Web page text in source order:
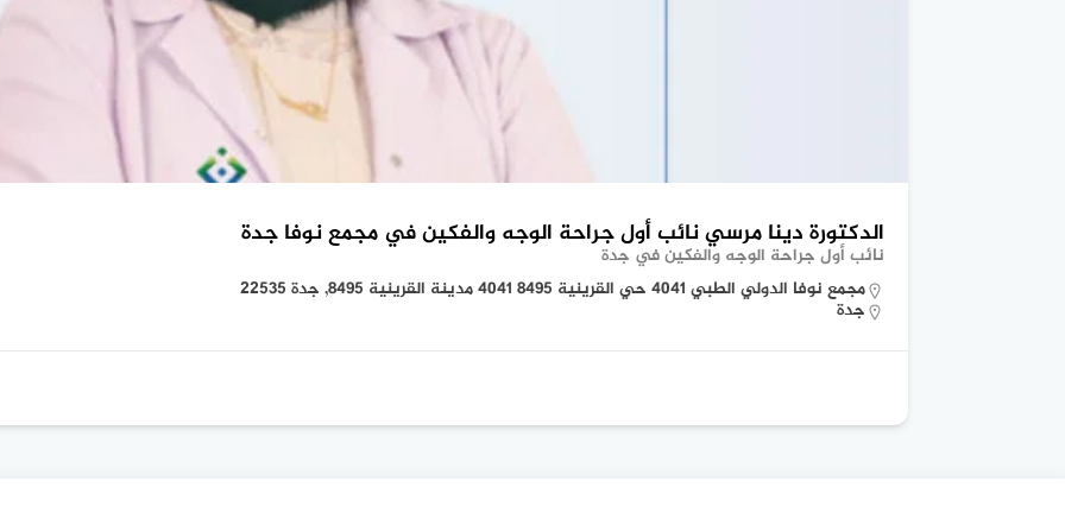
الدكتورة دينا مرسي نائب أول جراحة الوجه والفكين في مجمع نوفا جدة
نائب أول جراحة الوجه والفكين في جدة
مجمع نوفا الدولي الطبي 4041 حي القرينية 8495 4041 مدينة القرينية 8495, جدة 22535
جدة